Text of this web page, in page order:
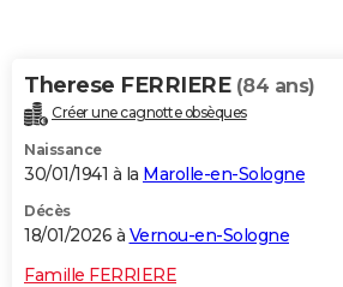
Alimentation
Guide de la santé
Maladies
Médicaments
Sommeil
VOYAGE
Destinations
City break
Voyage nature
Voyage de noces
Forum
Climat
+PHOTO
GUIDES D'ACHAT
BONS PLANS
CARTE DE VOEUX
Therese FERRIERE (84 ans)
Créer une cagnotte obsèques
Naissance
30/01/1941 à la Marolle-en-Sologne
Décès
18/01/2026 à Vernou-en-Sologne
Famille FERRIERE